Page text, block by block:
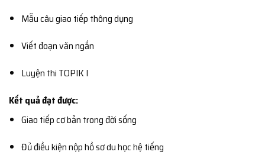
Mẫu câu giao tiếp thông dụng
Viết đoạn văn ngắn
Luyện thi TOPIK I
Kết quả đạt được:
Giao tiếp cơ bản trong đời sống
Đủ điều kiện nộp hồ sơ du học hệ tiếng